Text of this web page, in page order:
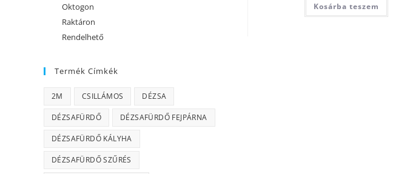
Kosárba teszem
Oktogon
Raktáron
Rendelhető
Termék Címkék
2M CSILLÁMOS DÉZSA
DÉZSAFÜRDŐ DÉZSAFÜRDŐ FEJPÁRNA
DÉZSAFÜRDŐ KÁLYHA
DÉZSAFÜRDŐ SZŰRÉS